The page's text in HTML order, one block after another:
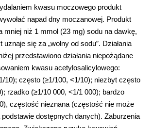
kwasu moczowego produkt
napad dny moczanowej. Produkt
mniej niż 1 mmol (23 mg) sodu na dawkę,
się za „wolny od sodu”. Działania
przedstawiono działania niepożądane
kwasu acetylosalicylowego:
10); często (≥1/100, <1/10); niezbyt często
rzadko (≥1/10 000, <1/1 000); bardzo
częstość nieznana (częstość nie może
dostępnych danych). Zaburzenia